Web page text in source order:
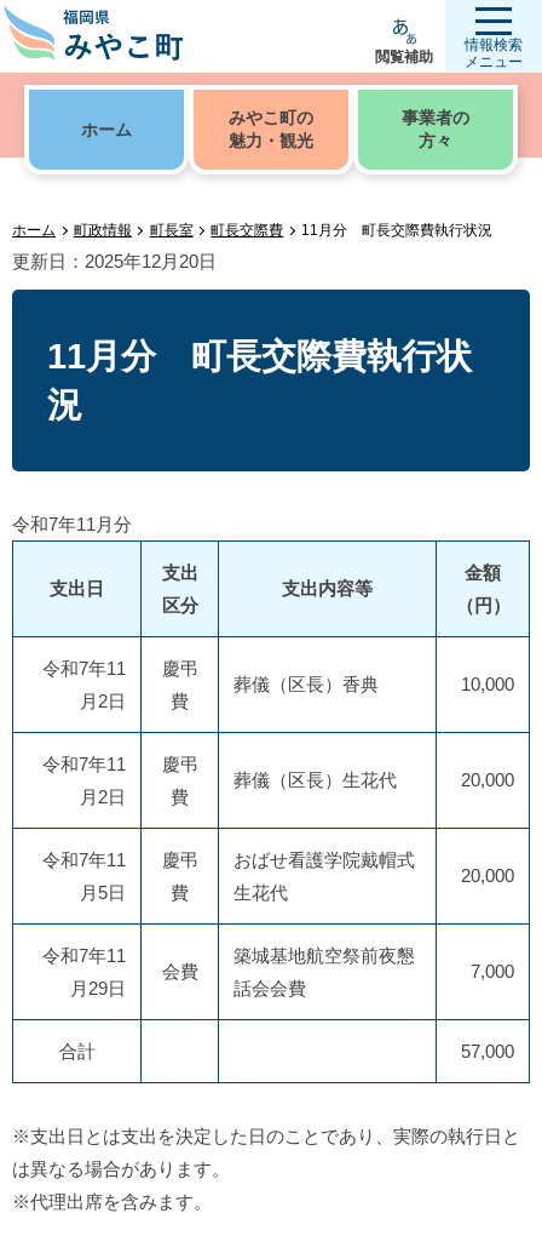
閲覧補助
情報検索
メニュー
ホーム
みやこ町の
魅力・観光
事業者の
方々
ホーム 町政情報 町長室 町長交際費 11月分 町長交際費執行状況
更新日：2025年12月20日
11月分 町長交際費執行状
況
令和7年11月分
支出日
支出
区分
支出内容等
金額
（円）
令和7年11
月2日
慶弔
費
葬儀（区長）香典 10,000
令和7年11
月2日
慶弔
費
葬儀（区長）生花代 20,000
令和7年11
月5日
慶弔
費
おばせ看護学院戴帽式
生花代
20,000
令和7年11
月29日
会費
築城基地航空祭前夜懇
話会会費
7,000
合計 57,000
※支出日とは支出を決定した日のことであり、実際の執行日と
は異なる場合があります。
※代理出席を含みます。